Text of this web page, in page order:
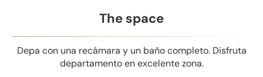
The space
Depa con una recámara y un baño completo. Disfruta
departamento en excelente zona.